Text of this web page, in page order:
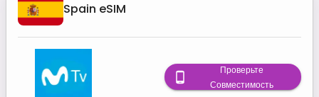
Spain eSIM
Проверьте
Совместимость